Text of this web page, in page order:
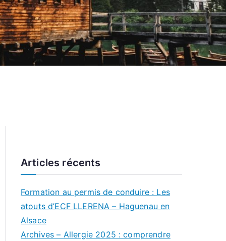
Articles récents
Formation au permis de conduire : Les
atouts d’ECF LLERENA – Haguenau en
Alsace
Archives – Allergie 2025 : comprendre